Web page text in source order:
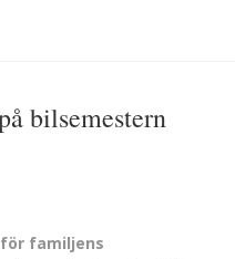
bilsemestern
familjens